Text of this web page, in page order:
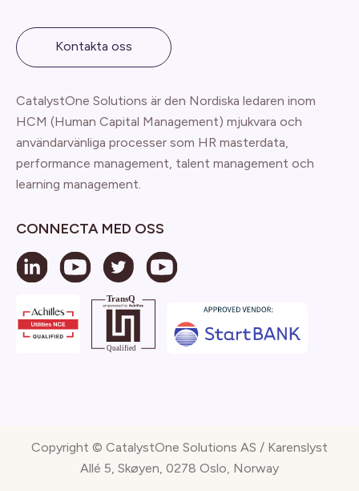
Kontakta oss
CatalystOne Solutions är den Nordiska ledaren inom
HCM (Human Capital Management) mjukvara och
användarvänliga processer som HR masterdata,
performance management, talent management och
learning management.
CONNECTA MED OSS
Copyright © CatalystOne Solutions AS / Karenslyst
Allé 5, Skøyen, 0278 Oslo, Norway